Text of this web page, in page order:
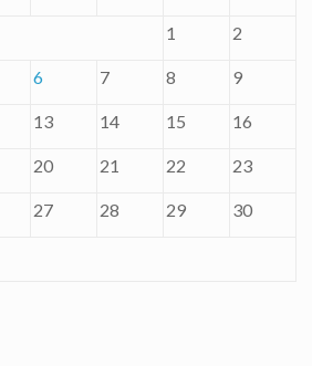
1 2
6 7 8 9
13 14 15 16
20 21 22 23
27 28 29 30